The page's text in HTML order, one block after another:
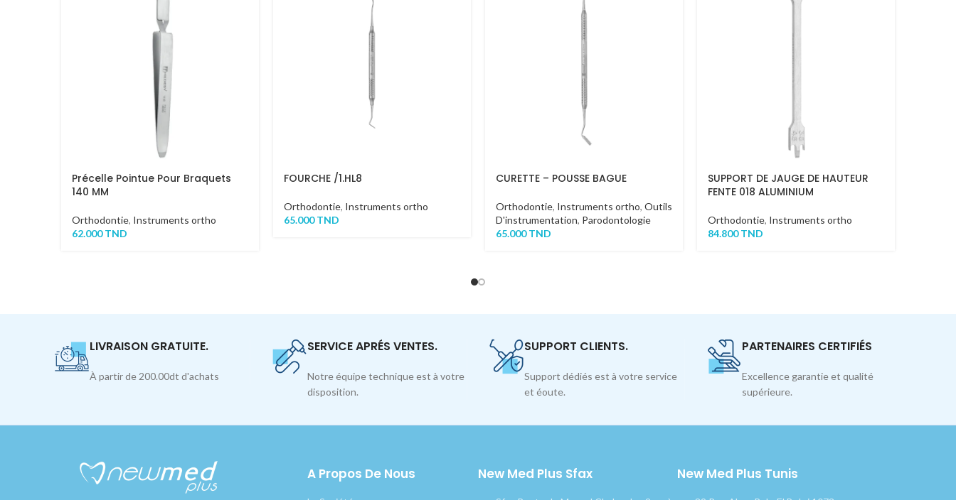
Précelle Pointue Pour Braquets
140 MM
Orthodontie, Instruments ortho
62.000TND
FOURCHE /1.HL8
Orthodontie, Instruments ortho
65.000TND
CURETTE – POUSSE BAGUE
Orthodontie, Instruments ortho, Outils
D'instrumentation, Parodontologie
65.000TND
SUPPORT DE JAUGE DE HAUTEUR
FENTE 018 ALUMINIUM
Orthodontie, Instruments ortho
84.800TND
LIVRAISON GRATUITE.
À partir de 200.00dt d'achats
SERVICE APRÉS VENTES.
Notre équipe technique est à votre
disposition.
SUPPORT CLIENTS.
Support dédiés est à votre service
et éoute.
PARTENAIRES CERTIFIÉS
Excellence garantie et qualité
supérieure.
A Propos De Nous New Med Plus Sfax New Med Plus Tunis